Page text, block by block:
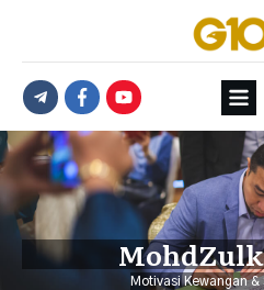
Motivasi Kewangan